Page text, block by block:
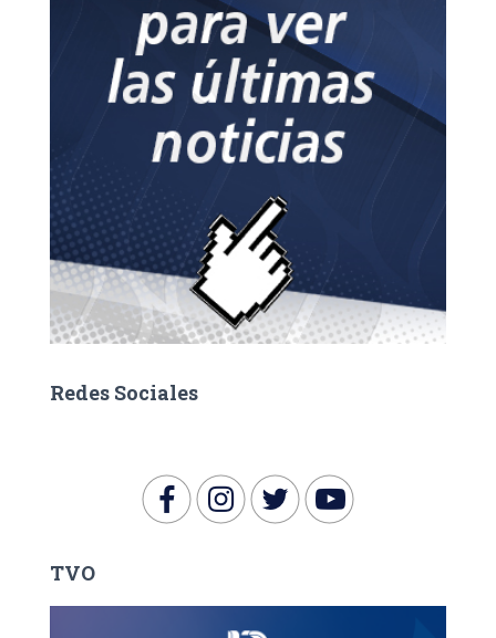
Redes Sociales
TVO